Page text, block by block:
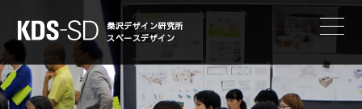
KDS-SD
桑沢デザイン研究所
スペースデザイン